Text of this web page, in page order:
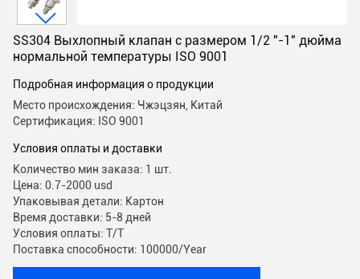
SS304 Выхлопный клапан с размером 1/2 "-1" дюйма
нормальной температуры ISO 9001
Подробная информация о продукции
Место происхождения: Чжэцзян, Китай
Сертификация: ISO 9001
Условия оплаты и доставки
Количество мин заказа: 1 шт.
Цена: 0.7-2000 usd
Упаковывая детали: Картон
Время доставки: 5-8 дней
Условия оплаты: T/T
Поставка способности: 100000/Year